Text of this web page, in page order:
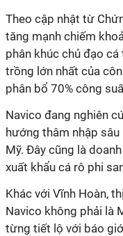
Theo cập nhật từ
tăng mạnh chiếm
phân khúc chủ đạo
trồng lớn nhất của
phân bổ 70% công
Navico đang nghiên
hướng thâm nhập
Mỹ. Đây cũng là
xuất khẩu cá rô phi
Khác với Vĩnh Hoàn,
Navico không phải là
từng tiết lộ với báo